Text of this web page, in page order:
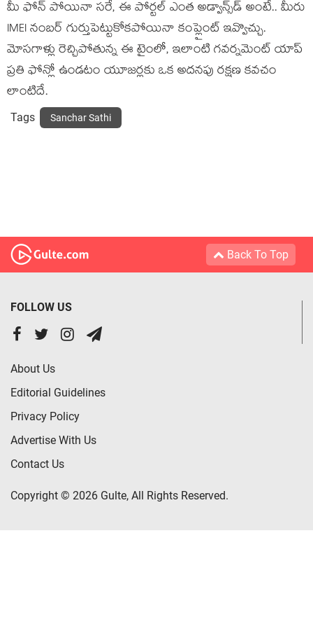
మీ ఫోన్ పోయినా సరే, ఈ పోర్టల్ ఎంత అడ్వాన్స్‌డ్ అంటే.. మీరు
IMEI నంబర్ గుర్తుపెట్టుకోకపోయినా కంప్లైంట్ ఇవ్వొచ్చు.
మోసగాళ్లు రెచ్చిపోతున్న ఈ టైంలో, ఇలాంటి గవర్నమెంట్ యాప్
ప్రతి ఫోన్లో ఉండటం యూజర్లకు ఒక అదనపు రక్షణ కవచం
లాంటిదే.
Tags Sanchar Sathi
Back To Top
FOLLOW US
About Us
Editorial Guidelines
Privacy Policy
Advertise With Us
Contact Us
Copyright © 2026 Gulte, All Rights Reserved.